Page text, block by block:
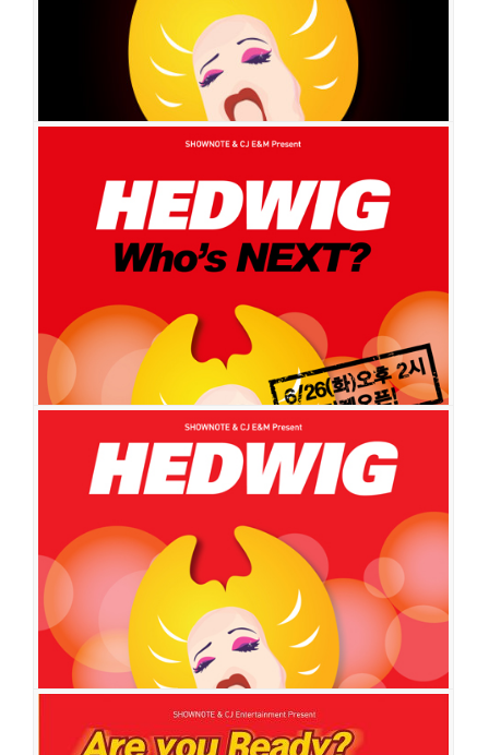
2014-05-13 ~ 2014-09-28
백암아트홀
박건형 조승우 손승원송용진이영미 서문탁최우리
이준희
헤드윅
2013-06-08 ~ 2013-09-08
공연장
백암아트홀
출연진
조승우송창의 손승원 구민진